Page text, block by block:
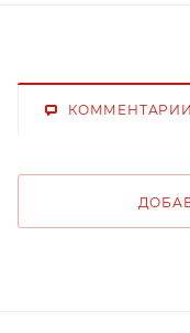
КОММЕНТАРИИ